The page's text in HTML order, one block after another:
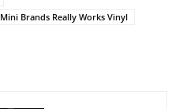
Mini Brands Really Works Vinyl